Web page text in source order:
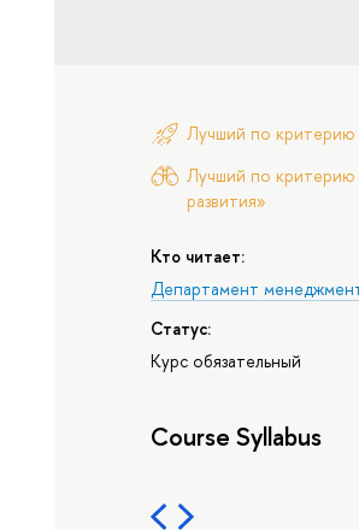
Лучший по критерию
Лучший по критерию
развития»
Кто читает:
Департамент
Статус:
Курс обязательный
Course Syllabus